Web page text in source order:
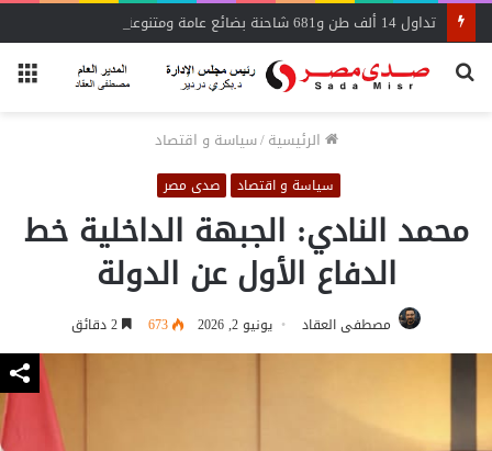
بحث
الرئيسية/سياسة و اقتصاد
سياسة و اقتصاد صدى مصر
محمد النادي: الجبهة الداخلية خط
الدفاع الأول عن الدولة
مصطفى العقاد يونيو 2, 2026 673